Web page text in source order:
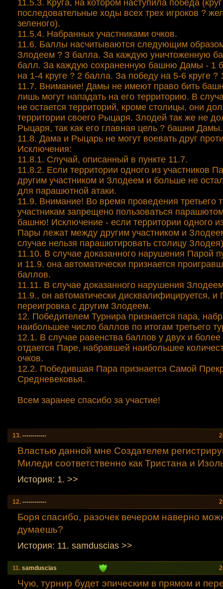
11.5.3. Круга, на котором наступила победа
последовательные ходы всех трех игроков ?
зеленого).
11.5.4. Набранных участниками очков.
11.6. Баллы насчитываются следующим
Злодеем ? 3 балла. За каждую уничтоженную
балл. За каждую сохраненную башню Дамы - 1
на 1-4 круге ? 2 балла. За победу на 5-6 круге ?
11.7. Внимание! Дамы не имеют право бить
лишь могут нападать на его территорию. В
не остается территорий, кроме столицы, они
территории своего Рыцаря. Злодей так же не
Рыцаря, так как его главная цель ? башни Дамы.
11.8. Дама и Рыцарь не могут воевать друг
Исключения:
11.8.1. Случай, описанный в пункте 11.7.
11.8.2. Если территории одного из участников
другим участником и Злодеем и больше не
для парашютной атаки.
11.9. Внимание! Во время проведения третьего
участникам запрещено пользоваться
башню! Исключение - если территории одного
Пары лежат между другим участником и
случае нельзя парашютировать столицу
11.10. В случае доказанного нарушения Парой
и 11.9. она автоматически признается
баллов.
11.11. В случае доказанного нарушения
11.9., он автоматически дисквалифицируется, и
переигровка с другим Злодеем.
12. Победителем Турнира признается пара,
наибольшее число баллов по итогам третьего
12.1. В случае равенства баллов у двух и более
отдается Паре, набравшей наибольшее
очков.
12.2. Победившая Пара признается Самой
Средневековья.
Всем заранее спасибо за участие!
13. ------------
Властью данной мне Создателем
Миледи соответственно как Тристана и
История: 1. >>
12. ------------
Боря спасибо, разочек вечером наверно
думаешь?
История: 11. samduscias >>
11. samduscias
Чую, турнир будет эпическим в прямом и